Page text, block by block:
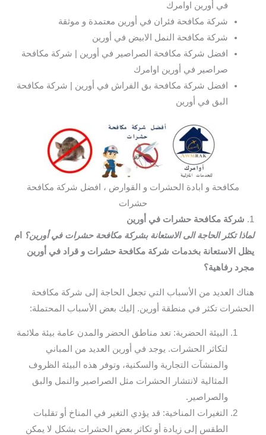
في أورين اوامرك
شركة مكافحة فئران في أورين معتمدة و موثقة
شركة مكافحة النمل الابيض في أورين
افضل شركة مكافحة الصراصير في أورين | شركة مكافحة
صراصير في أورين اوامرك
افضل شركة مكافحة بق الفراش في أورين | شركة مكافحة
البق في أورين
مكافحة و ابادة الحشرات و القوارض ، افضل شركة مكافحة
حشرات
1.
شركة مكافحة حشرات في أورين
لماذا تكثر الحاجة الى الاستعانة بشركة مكافحة حشرات في أورين؟
ام
يظل الاستعانة بخدمات شركة مكافحة حشرات و قراد في أورين
مجرد رفاهية؟
هناك العديد من الأسباب التي تجعل الحاجة إلى شركة مكافحة
الحشرات تكثر في منطقة أورين. إليك بعض الأسباب المحتملة:
البيئة الحضرية: تعد مناطق الحضر والمدن عامة بيئة ملائمة
لتكاثر الحشرات. يوجد في أورين العديد من المباني
والمنشآت التجارية والسكنية، وتوفر هذه البيئة الظروف
المثالية لانتشار الحشرات مثل الصراصير والنمل والبق
والصراصير.
التغيرات المناخية: قد يؤدي التغير في المناخ أو تقلبات
الطقس إلى زيادة أو تكاثر بعض الحشرات بشكل لا يمكن